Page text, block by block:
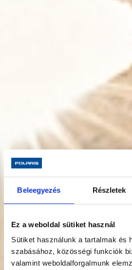
Beleegyezés Részletek
Ez a weboldal sütiket használ
Sütiket használunk a tartalmak és
szabásához, közösségi funkciók
valamint weboldalforgalmunk